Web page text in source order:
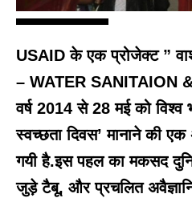
USAID के एक प्रोजेक्ट ”
– WATER SANITAION
वर्ष 2014 से 28 मई को विश्व
स्वच्छता दिवस’ मानाने की
गयी है.इस पहल का मकसद
जुड़े टैबू, और प्रचलित